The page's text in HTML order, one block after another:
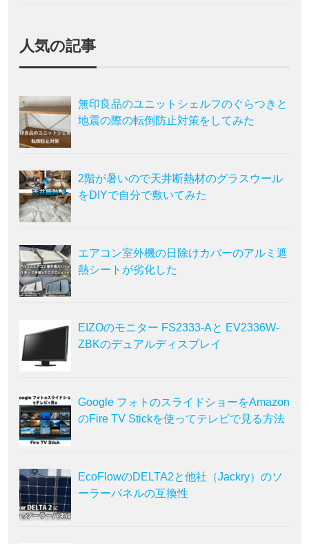
人気の記事
無印良品のユニットシェルフのぐらつきと
地震の際の転倒防止対策をしてみた
2階が暑いので天井断熱材のグラスウール
をDIYで自分で敷いてみた
エアコン室外機の日除けカバーのアルミ遮
熱シートが劣化した
EIZOのモニター FS2333-Aと EV2336W-
ZBKのデュアルディスプレイ
Google フォトのスライドショーをAmazon
のFire TV Stickを使ってテレビで見る方法
EcoFlowのDELTA2と他社（Jackry）のソ
ーラーパネルの互換性